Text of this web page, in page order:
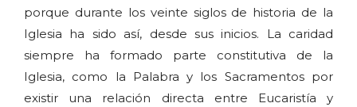
porque durante los veinte siglos de historia de la
Iglesia ha sido así, desde sus inicios. La caridad
siempre ha formado parte constitutiva de la
Iglesia, como la Palabra y los Sacramentos por
existir una relación directa entre Eucaristía y